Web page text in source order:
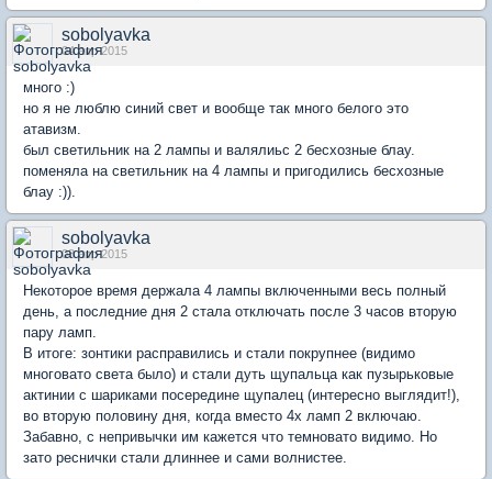
sobolyavka
04 апр 2015
много :)
но я не люблю синий свет и вообще так много белого это
атавизм.
был светильник на 2 лампы и валялиьс 2 бесхозные блау.
поменяла на светильник на 4 лампы и пригодились бесхозные
блау :)).
sobolyavka
08 апр 2015
Некоторое время держала 4 лампы включенными весь полный
день, а последние дня 2 стала отключать после 3 часов вторую
пару ламп.
В итоге: зонтики расправились и стали покрупнее (видимо
многовато света было) и стали дуть щупальца как пузырьковые
актинии с шариками посередине щупалец (интересно выглядит!),
во вторую половину дня, когда вместо 4х ламп 2 включаю.
Забавно, с непривычки им кажется что темновато видимо. Но
зато реснички стали длиннее и сами волнистее.